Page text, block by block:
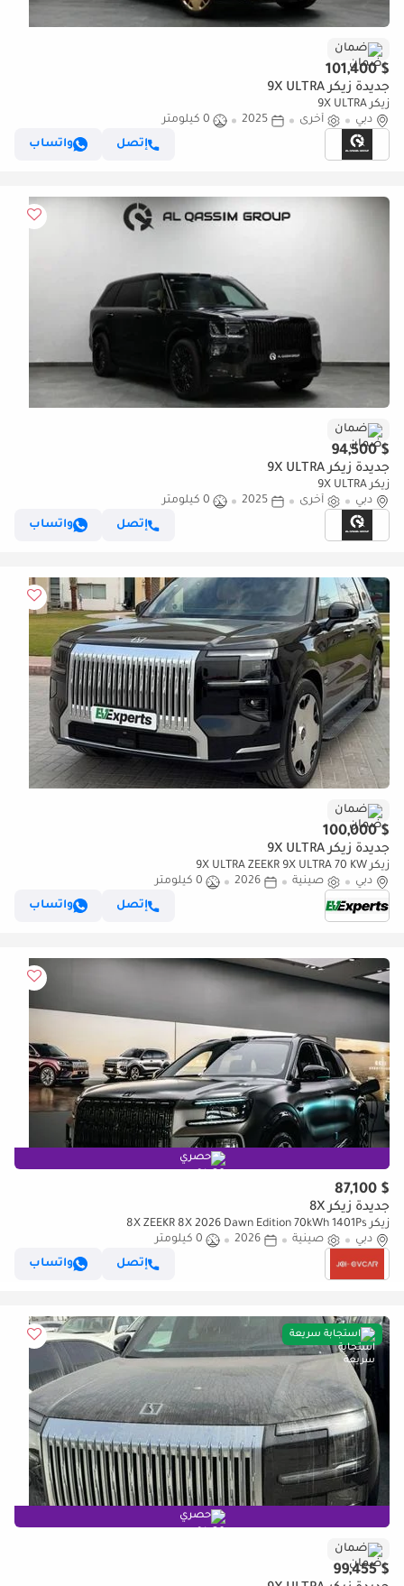
ضمان
$ 101,400
جديدة زيكر 9X ULTRA
زيكر 9X ULTRA
دبي
أخرى 2025
0 كيلومتر
إتصل
واتساب
ضمان
$ 94,500
جديدة زيكر 9X ULTRA
زيكر 9X ULTRA
دبي
أخرى 2025
0 كيلومتر
إتصل
واتساب
ضمان
$ 100,000
جديدة زيكر 9X ULTRA
زيكر 9X ULTRA ZEEKR 9X ULTRA 70 KW
دبي
صينية 2026
0 كيلومتر
إتصل
واتساب
حصري
$ 87,100
جديدة زيكر 8X
زيكر 8X ZEEKR 8X 2026 Dawn Edition 70kWh 1401Ps
دبي
صينية 2026
0 كيلومتر
إتصل
واتساب
استجابة سريعة
حصري
ضمان
$ 99,455